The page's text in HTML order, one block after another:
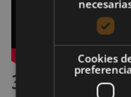
3. Remo
Cookies